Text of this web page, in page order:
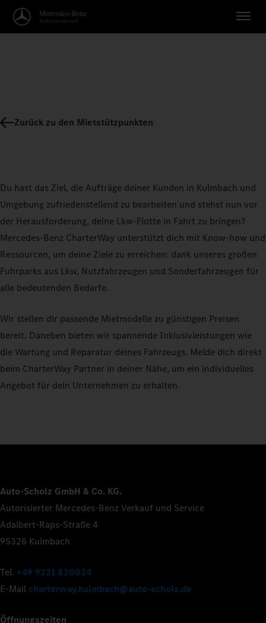
Zurück zu den Mietstützpunkten
Du hast das Ziel, die Aufträge deiner Kunden in Kulmbach und
Umgebung zufriedenstellend zu bearbeiten und stehst nun vor
der Herausforderung, deine Lkw-Flotte in Fahrt zu bringen?
Mercedes-Benz CharterWay unterstützt dich mit Know-how und
Ressourcen, um deine Ziele zu erreichen: dank unseres großen
Fuhrparks aus Lkw, Nutzfahrzeugen und Sonderfahrzeugen für
alle bedeutenden Bedarfe.
Wir stellen dir passende Mietmodelle zu günstigen Preisen
bereit. Daneben bieten wir spannende Inklusivleistungen wie
die Wartung und Reparatur deines Fahrzeugs. Melde dich direkt
beim CharterWay Partner in deiner Nähe, um ein individuelles
Angebot für dein Unternehmen zu erhalten.
Auto-Scholz GmbH & Co. KG.
Autorisierter Mercedes-Benz Verkauf und Service
Adalbert-Raps-Straße 4
95326 Kulmbach
Tel. +49 9221 820024
E-Mail charterway.kulmbach@auto-scholz.de
Öffnungszeiten